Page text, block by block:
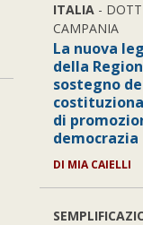
ITALIA -
CAMPANIA
La nuova
della
sostegno
di
DI MIA CAIELLI